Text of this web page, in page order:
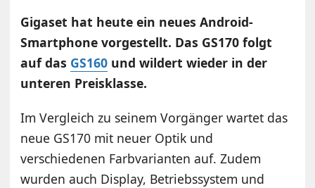
Gigaset hat heute ein neues Android-
Smartphone vorgestellt. Das GS170 folgt
auf das GS160 und wildert wieder in der
unteren Preisklasse.
Im Vergleich zu seinem Vorgänger wartet das
neue GS170 mit neuer Optik und
verschiedenen Farbvarianten auf. Zudem
wurden auch Display, Betriebssystem und